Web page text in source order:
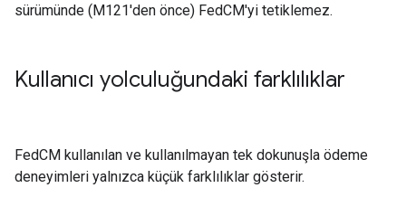
sürümünde (M121'den önce) FedCM'yi tetiklemez.
Kullanıcı yolculuğundaki farklılıklar
FedCM kullanılan ve kullanılmayan tek dokunuşla ödeme
deneyimleri yalnızca küçük farklılıklar gösterir.